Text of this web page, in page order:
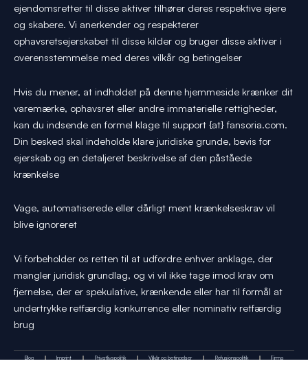
ejendomsretter til disse aktiver tilhører deres respektive ejere
og skabere. Vi anerkender og respekterer
ophavsretsejerskabet til disse kilder og bruger disse aktiver i
overensstemmelse med deres vilkår og betingelser
Hvis du mener, at indholdet på denne hjemmeside krænker dit
varemærke, ophavsret eller andre immaterielle rettigheder,
kan du indsende en formel klage til support {at} fansoria.com.
Din besked skal indeholde klare juridiske grunde, bevis for
ejerskab og en detaljeret beskrivelse af den påståede
krænkelse
Vage, automatiserede eller dårligt ment krænkelseskrav vil
blive ignoreret
Vi forbeholder os retten til at udfordre enhver anklage, der
mangler juridisk grundlag, og vi vil ikke tage imod krav om
fjernelse, der er spekulative, krænkende eller har til formål at
undertrykke retfærdig konkurrence eller nominativ retfærdig
brug
Blog Imprint Privatlivspolitik Vilkår og betingelser Refusionspolitik Firma